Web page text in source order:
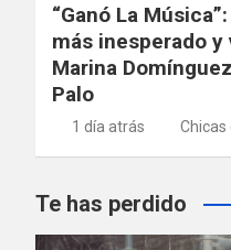
“Ganó La
más inesperado y
Marina
Palo
1 día atrás Chicas
Te has perdido